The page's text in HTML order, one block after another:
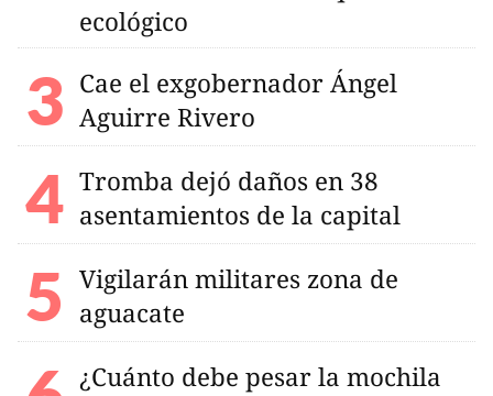
ecológico
Cae el exgobernador Ángel
Aguirre Rivero
Tromba dejó daños en 38
asentamientos de la capital
Vigilarán militares zona de
aguacate
¿Cuánto debe pesar la mochila